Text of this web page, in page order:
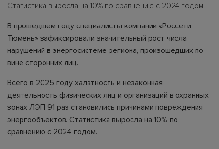
Статистика выросла на 10% по сравнению с 2024 годом.
В прошедшем году специалисты компании «Россети
Тюмень» зафиксировали значительный рост числа
нарушений в энергосистеме региона, произошедших по
вине сторонних лиц.
Всего в 2025 году халатность и незаконная
деятельность физических лиц и организаций в охранных
зонах ЛЭП 91 раз становились причинами повреждения
энергообъектов. Статистика выросла на 10% по
сравнению с 2024 годом.